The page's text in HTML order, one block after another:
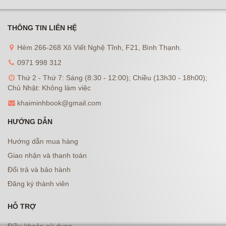
THÔNG TIN LIÊN HỆ
Hẻm 266-268 Xô Viết Nghệ Tĩnh, F21, Bình Thạnh.
0971 998 312
Thứ 2 - Thứ 7: Sáng (8:30 - 12:00); Chiều (13h30 - 18h00);
Chủ Nhật: Không làm việc
khaiminhbook@gmail.com
HƯỚNG DẪN
Hướng dẫn mua hàng
Giao nhận và thanh toán
Đổi trả và bảo hành
Đăng ký thành viên
HỖ TRỢ